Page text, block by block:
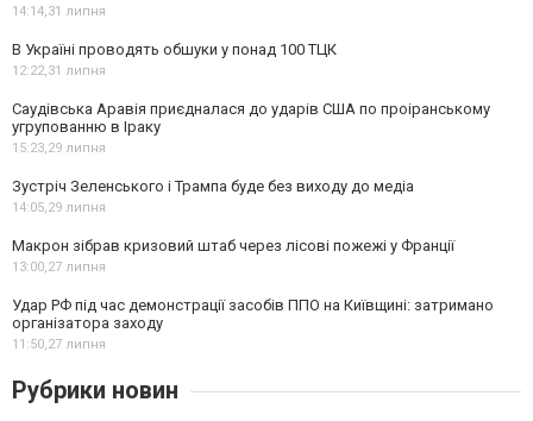
14:14,31 липня
В Україні проводять обшуки у понад 100 ТЦК
12:22,31 липня
Саудівська Аравія приєдналася до ударів США по проіранському
угрупованню в Іраку
15:23,29 липня
Зустріч Зеленського і Трампа буде без виходу до медіа
14:05,29 липня
Макрон зібрав кризовий штаб через лісові пожежі у Франції
13:00,27 липня
Удар РФ під час демонстрації засобів ППО на Київщині: затримано
організатора заходу
11:50,27 липня
Рубрики новин